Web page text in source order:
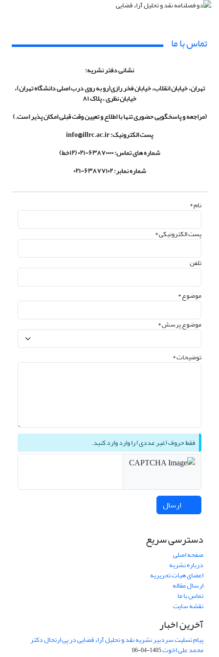
تماس با ما
نشانی دفتر نشریه:
تهران، خیابان انقلاب، خیابان فخر رازی(رو به روی درب اصلی دانشگاه تهران)،
خیابان نظری ، پلاک ۸۱
(مراجعه و پاسخگویی حضوری تنها با اطلاع و تعیین وقت قبلی امکان پذیر است.)
پست الکترونیک: info@illrc.ac.ir
شماره های تماس: ۶۳۸۷۰۰۰۰-۰۲۱ (۱۲خط)
شماره نمابر: ۶۳۸۷۷۱۰۲-۰۲۱
نام *
پست الکترونیکی *
تلفن
موضوع *
موضوع پرسش *
توضیحات *
فقط حروف (غیر عددی) را وارد وارد کنید.
ارسال
دسترسی سریع
صفحه اصلی
درباره نشریه
اعضای هیات تحریریه
ارسال مقاله
تماس با ما
نقشه سایت
آخرین اخبار
پیام تسلیت سردبیر نشریه نقد و تحلیل آراء قضایی در پی ارتحال دکتر
محمد علی اخوت1405-04-06